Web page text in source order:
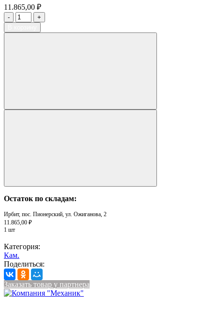
11.865,00 ₽
Остаток по складам:
Ирбит, пос. Пионерский, ул. Ожиганова, 2
11.865,00 ₽
1 шт
Категория:
Кам.
Поделиться:
Заказать товар у партнера